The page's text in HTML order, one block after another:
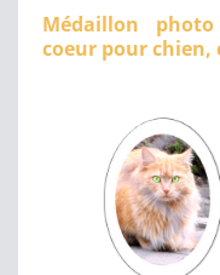
Médaillon
coeur pour chien,